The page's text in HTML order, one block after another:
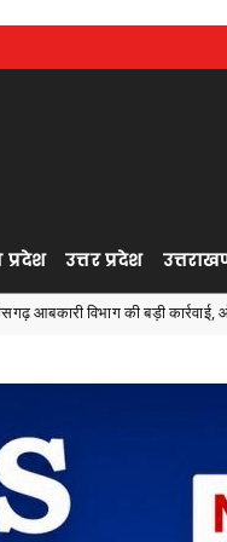
उत्तर प्रदेश
बड़ी कार्रवाई, ओवररेटिंग मामले में दो